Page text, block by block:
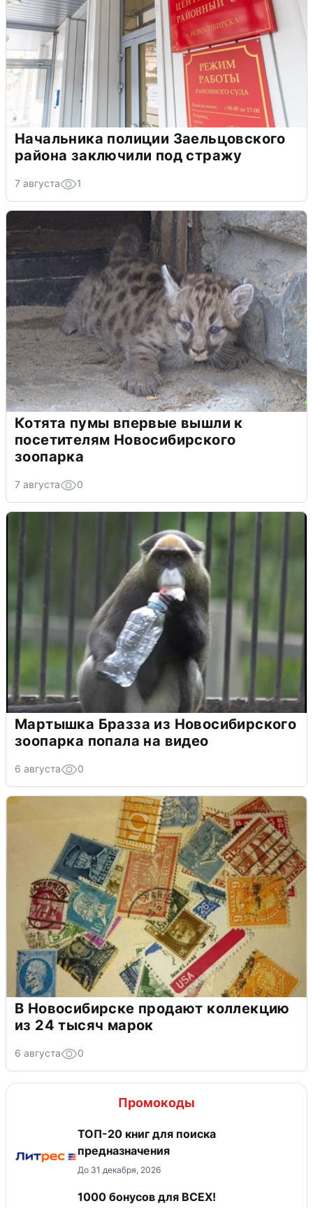
Начальника полиции Заельцовского
района заключили под стражу
7 августа 1
Котята пумы впервые вышли к
посетителям Новосибирского
зоопарка
7 августа 0
Мартышка Бразза из Новосибирского
зоопарка попала на видео
6 августа 0
В Новосибирске продают коллекцию
из 24 тысяч марок
6 августа 0
Промокоды
ТОП-20 книг для поиска
предназначения
До 31 декабря, 2026
1000 бонусов для ВСЕХ!